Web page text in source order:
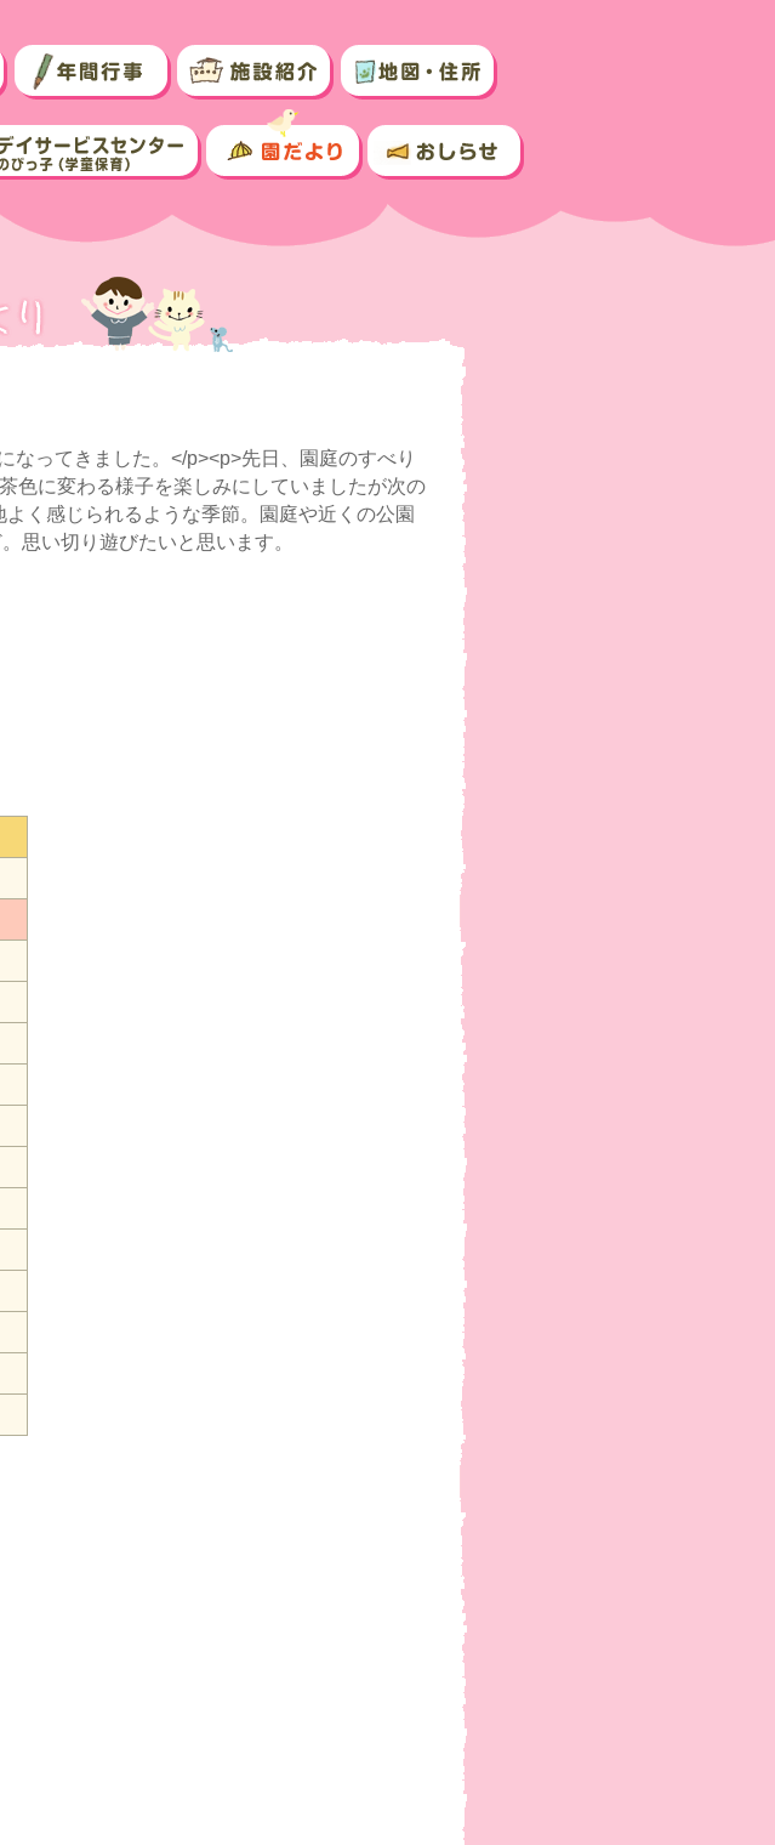
ってきました。</p><p>先日、園庭のすべり
色に変わる様子を楽しみにしていましたが次の
く感じられるような季節。園庭や近くの公園
思い切り遊びたいと思います。